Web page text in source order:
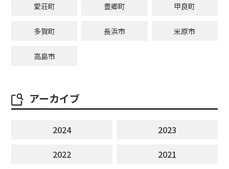
愛荘町 豊郷町 甲良町
多賀町 長浜市 米原市
高島市
アーカイブ
2024
2023
2022
2021